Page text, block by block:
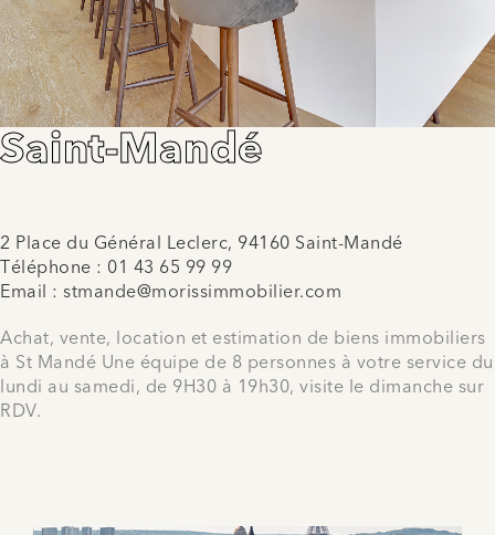
Saint-Mandé
2 Place du Général Leclerc, 94160 Saint-Mandé
Téléphone : 01 43 65 99 99
Email : stmande@morissimmobilier.com
Achat, vente, location et estimation de biens immobiliers
à St Mandé Une équipe de 8 personnes à votre service du
lundi au samedi, de 9H30 à 19h30, visite le dimanche sur
RDV.